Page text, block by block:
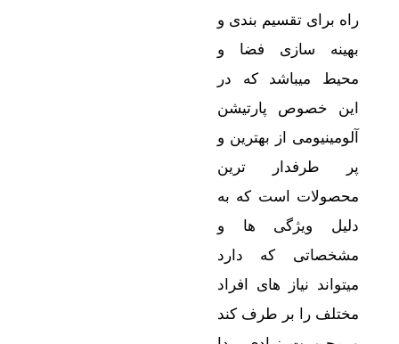
راه برای تقسیم بندی و
بهینه سازی فضا و
محیط میباشد که در
این خصوص پارتیشن
آلومینیومی از بهترین و
پر طرفدار ترین
محصولات است که به
دلیل ویژگی ها و
مشخصاتی که دارد
میتواند نیاز های افراد
مختلف را بر طرف کند